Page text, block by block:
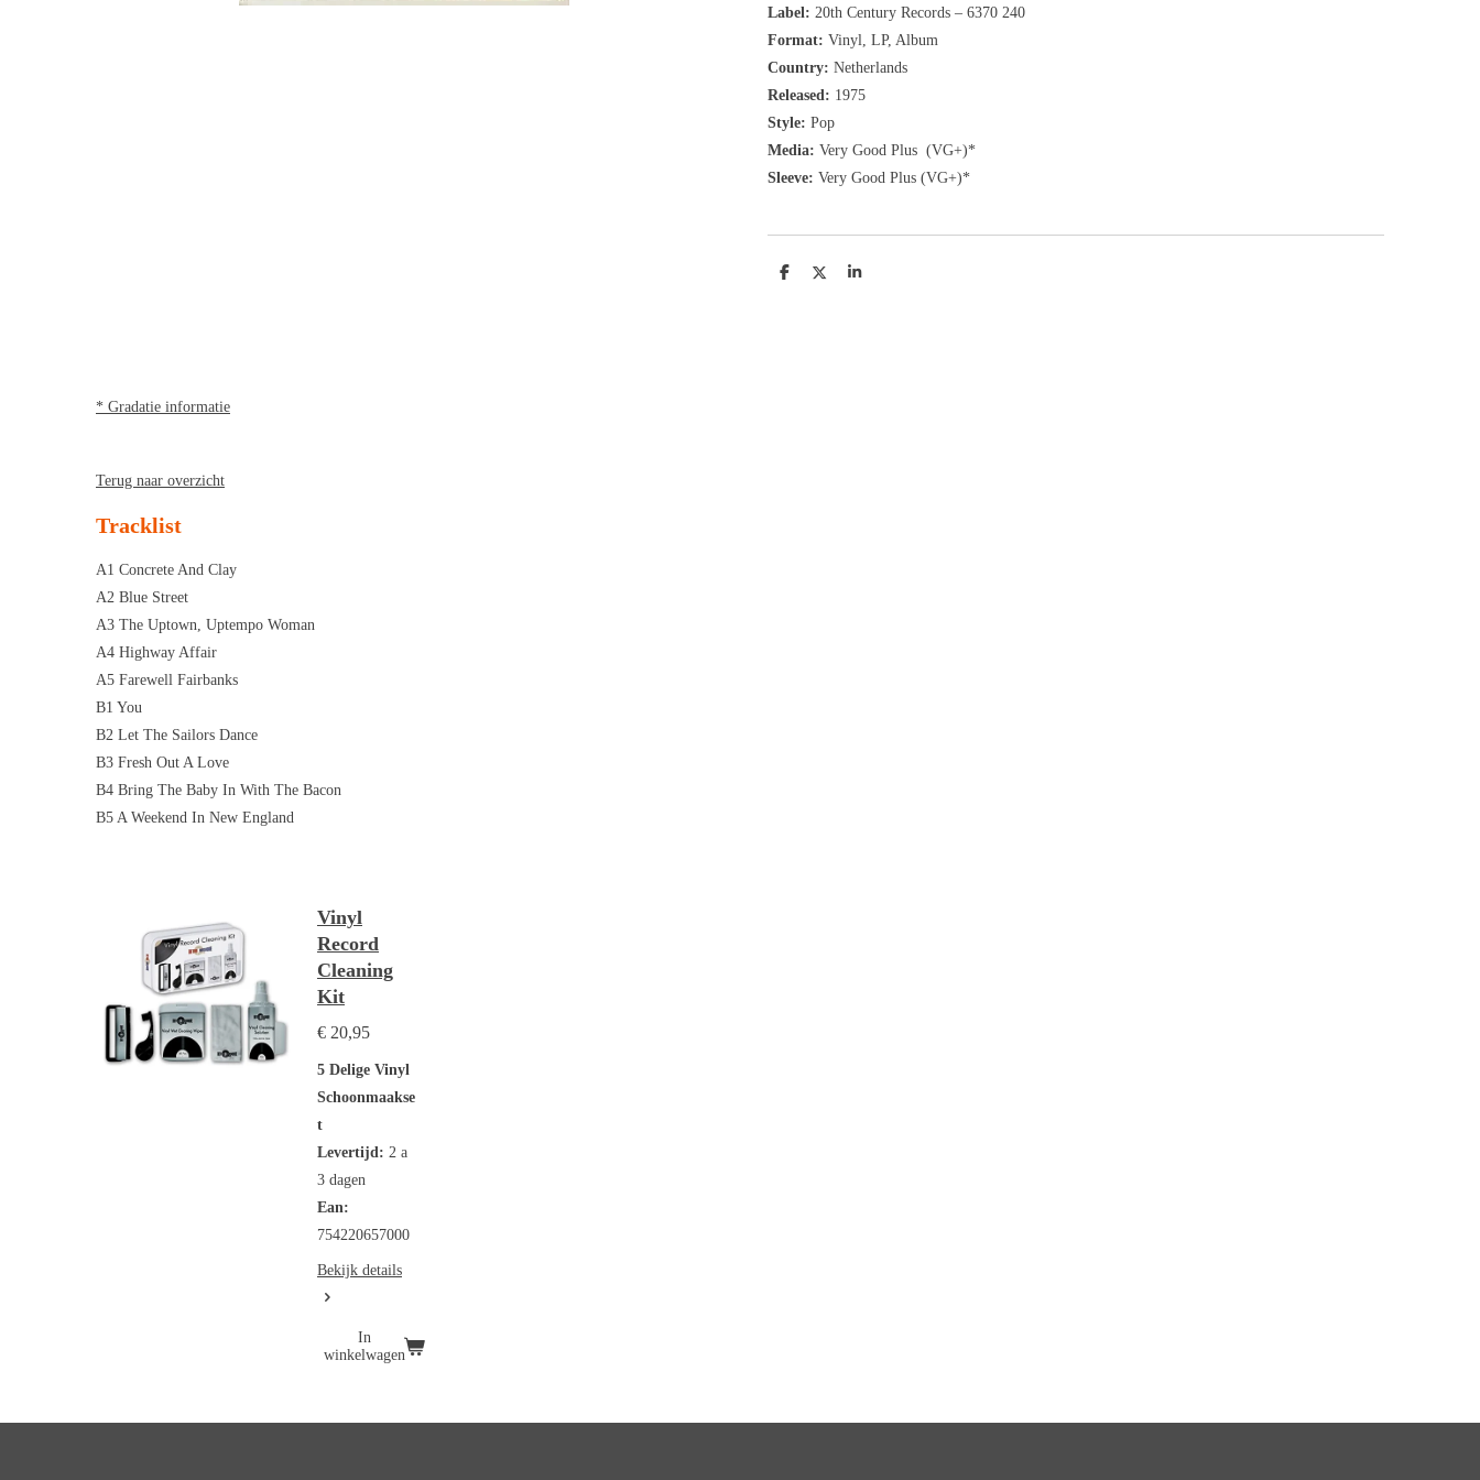
Label: 20th Century Records ‎– 6370 240
Format: Vinyl, LP, Album
Country: Netherlands
Released: 1975
Style: Pop
Media: Very Good Plus (VG+)*
Sleeve: Very Good Plus (VG+)*
D
D
S
* Gradatie informatie
Terug naar overzicht
Tracklist
A1 Concrete And Clay
A2 Blue Street
A3 The Uptown, Uptempo Woman
A4 Highway Affair
A5 Farewell Fairbanks
B1 You
B2 Let The Sailors Dance
B3 Fresh Out A Love
B4 Bring The Baby In With The Bacon
B5 A Weekend In New England
Vinyl
Record
Cleaning
Kit
€ 20,95
5 Delige Vinyl
Schoonmaakse
t
Levertijd: 2 a
3 dagen
Ean:
754220657000
Bekijk details
In
winkelwagen